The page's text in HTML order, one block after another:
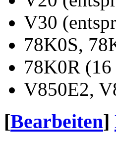
V30
78K0S,
78K0R
V850E2,
[Bearbeiten]